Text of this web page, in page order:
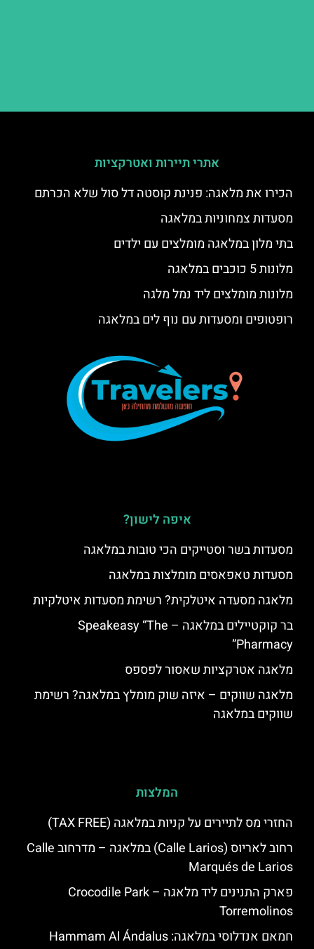
אתרי תיירות ואטרקציות
הכירו את מלאגה: פנינת קוסטה דל סול שלא הכרתם
מסעדות צמחוניות במלאגה
בתי מלון במלאגה מומלצים עם ילדים
מלונות 5 כוכבים במלאגה
מלונות מומלצים ליד נמל מלגה
רופטופים ומסעדות עם נוף לים במלאגה
איפה לישון?
מסעדות בשר וסטייקים הכי טובות במלאגה
מסעדות טאפאסים מומלצות במלאגה
מלאגה מסעדה איטלקית? רשימת מסעדות איטלקיות
בר קוקטיילים במלאגה – Speakeasy “The
Pharmacy”
מלאגה אטרקציות שאסור לפספס
מלאגה שווקים – איזה שוק מומלץ במלאגה? רשימת
שווקים במלאגה
המלצות
החזרי מס לתיירים על קניות במלאגה (TAX FREE)
רחוב לאריוס (Calle Larios) במלאגה – מדרחוב Calle
Marqués de Larios
פארק התנינים ליד מלאגה – Crocodile Park
Torremolinos
חמאם אנדלוסי במלאגה: Hammam Al Ándalus